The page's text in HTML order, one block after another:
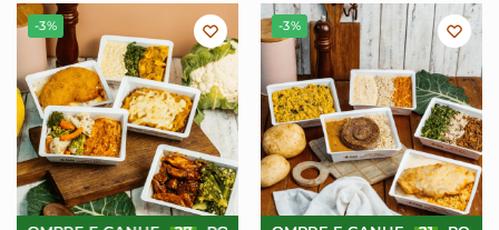
-3% -3%